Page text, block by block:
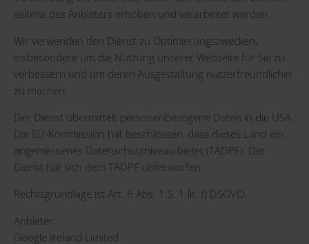
seitens des Anbieters erhoben und verarbeitet werden.
Wir verwenden den Dienst zu Optimierungszwecken,
insbesondere um die Nutzung unserer Webseite für Sie zu
verbessern und um deren Ausgestaltung nutzerfreundlicher
zu machen.
Der Dienst übermittelt personenbezogene Daten in die USA.
Die EU-Kommission hat beschlossen, dass dieses Land ein
angemessenes Datenschutzniveau bietet (TADPF). Der
Dienst hat sich dem TADPF unterworfen.
Rechtsgrundlage ist Art. 6 Abs. 1 S. 1 lit. f) DSGVO.
Anbieter:
Google Ireland Limited